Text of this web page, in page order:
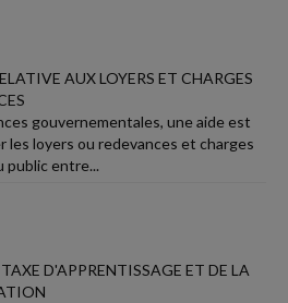
AUX LOYERS ET CHARGES
gouvernementales, une aide est
les loyers ou redevances et charges
public entre...
D'APPRENTISSAGE ET DE LA